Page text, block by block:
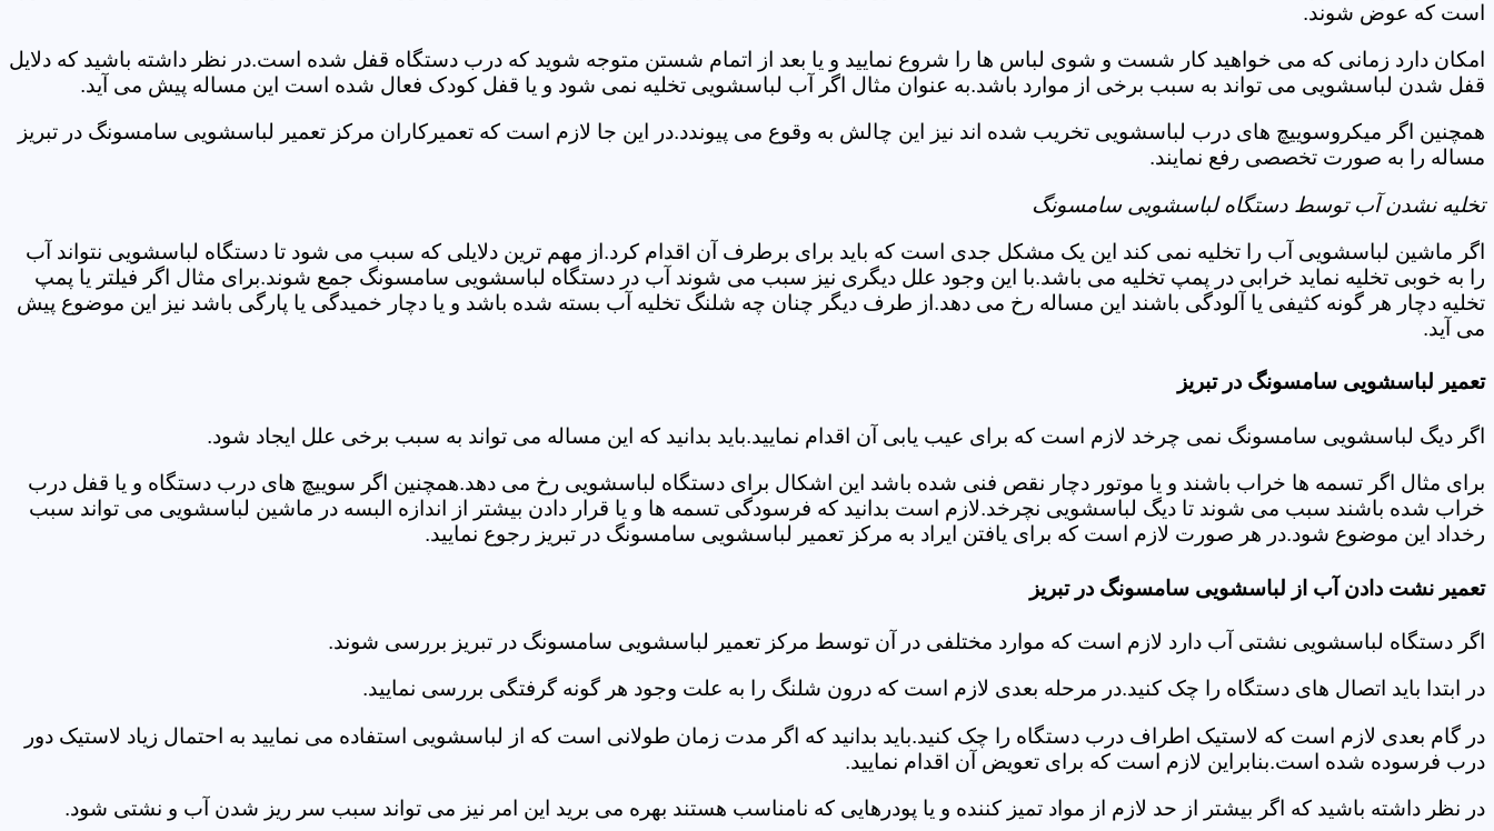
است که عوض شوند.
امکان دارد زمانی که می خواهید کار شست و شوی لباس ها را شروع نمایید و یا بعد از اتمام شستن متوجه شوید که درب دستگاه قفل شده است.در نظر داشته باشید که دلایل
قفل شدن لباسشویی می تواند به سبب برخی از موارد باشد.به عنوان مثال اگر آب لباسشویی تخلیه نمی شود و یا قفل کودک فعال شده است این مساله پیش می آید.
همچنین اگر میکروسوییچ های درب لباسشویی تخریب شده اند نیز این چالش به وقوع می پیوندد.در این جا لازم است که تعمیرکاران مرکز تعمیر لباسشویی سامسونگ در تبریز
مساله را به صورت تخصصی رفع نمایند.
تخلیه نشدن آب توسط دستگاه لباسشویی سامسونگ
اگر ماشین لباسشویی آب را تخلیه نمی کند این یک مشکل جدی است که باید برای برطرف آن اقدام کرد.از مهم ترین دلایلی که سبب می شود تا دستگاه لباسشویی نتواند آب
را به خوبی تخلیه نماید خرابی در پمپ تخلیه می باشد.با این وجود علل دیگری نیز سبب می شوند آب در دستگاه لباسشویی سامسونگ جمع شوند.برای مثال اگر فیلتر یا پمپ
تخلیه دچار هر گونه کثیفی یا آلودگی باشند این مساله رخ می دهد.از طرف دیگر چنان چه شلنگ تخلیه آب بسته شده باشد و یا دچار خمیدگی یا پارگی باشد نیز این موضوع پیش
می آید.
تعمیر لباسشویی سامسونگ در تبریز
اگر دیگ لباسشویی سامسونگ نمی چرخد لازم است که برای عیب یابی آن اقدام نمایید.باید بدانید که این مساله می تواند به سبب برخی علل ایجاد شود.
برای مثال اگر تسمه ها خراب باشند و یا موتور دچار نقص فنی شده باشد این اشکال برای دستگاه لباسشویی رخ می دهد.همچنین اگر سوییچ های درب دستگاه و یا قفل درب
خراب شده باشند سبب می شوند تا دیگ لباسشویی نچرخد.لازم است بدانید که فرسودگی تسمه ها و یا قرار دادن بیشتر از اندازه البسه در ماشین لباسشویی می تواند سبب
رخداد این موضوع شود.در هر صورت لازم است که برای یافتن ایراد به مرکز تعمیر لباسشویی سامسونگ در تبریز رجوع نمایید.
تعمیر نشت دادن آب از لباسشویی سامسونگ در تبریز
اگر دستگاه لباسشویی نشتی آب دارد لازم است که موارد مختلفی در آن توسط مرکز تعمیر لباسشویی سامسونگ در تبریز بررسی شوند.
در ابتدا باید اتصال های دستگاه را چک کنید.در مرحله بعدی لازم است که درون شلنگ را به علت وجود هر گونه گرفتگی بررسی نمایید.
در گام بعدی لازم است که لاستیک اطراف درب دستگاه را چک کنید.باید بدانید که اگر مدت زمان طولانی است که از لباسشویی استفاده می نمایید به احتمال زیاد لاستیک دور
درب فرسوده شده است.بنابراین لازم است که برای تعویض آن اقدام نمایید.
در نظر داشته باشید که اگر بیشتر از حد لازم از مواد تمیز کننده و یا پودرهایی که نامناسب هستند بهره می برید این امر نیز می تواند سبب سر ریز شدن آب و نشتی شود.